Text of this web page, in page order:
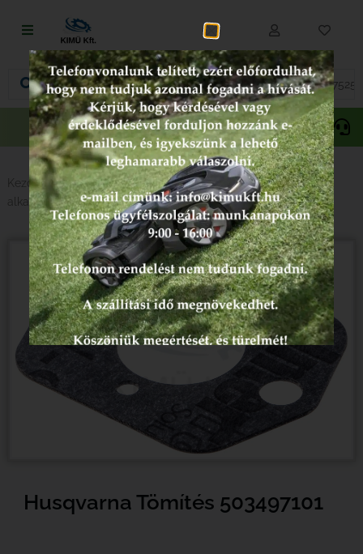
Fűnyírás
Vágás és fűrészelés
Akkumulátoros termékek
Talajápolás és tisztítás
Alkatrészek
Kenőanyagok és kannák
Védőfelszerelés
Tartozékok és kiegészítők
Akciós
termékek
Gepida Oregon
Kezdőlap/ Alkatrészek típus szerint/Fűkasza
alkatrészek/Husqvarna/ Husqvarna tömítés 503497101
Husqvarna Tömítés 503497101